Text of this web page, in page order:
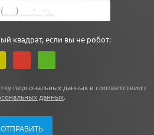
квадрат, если вы не робот:
персональных данных в соответствии с
данных.